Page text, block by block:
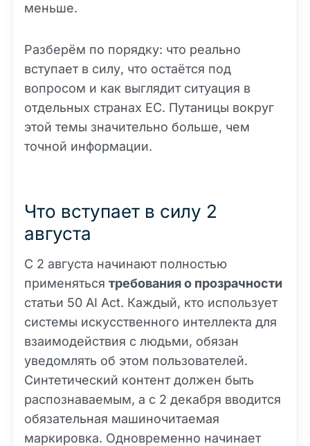
меньше.
Разберём по порядку: что реально
вступает в силу, что остаётся под
вопросом и как выглядит ситуация в
отдельных странах ЕС. Путаницы вокруг
этой темы значительно больше, чем
точной информации.
Что вступает в силу 2
августа
С 2 августа начинают полностью
применяться требования о прозрачности
статьи 50 AI Act. Каждый, кто использует
системы искусственного интеллекта для
взаимодействия с людьми, обязан
уведомлять об этом пользователей.
Синтетический контент должен быть
распознаваемым, а с 2 декабря вводится
обязательная машиночитаемая
маркировка. Одновременно начинает